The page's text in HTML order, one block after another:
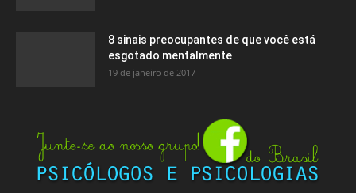
8 sinais preocupantes de que você está
esgotado mentalmente
19 de janeiro de 2017